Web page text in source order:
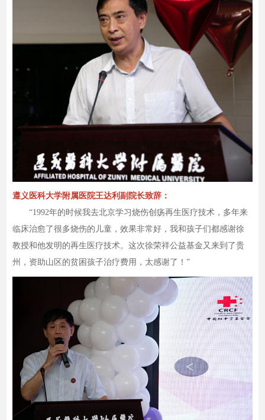
遵义医科大学附属医院王达利副院长致辞：
“1992年的时候我去北京学习烧伤创疡再生医疗技术，多年来
临床治愈了很多烧伤的儿童，效果非常好，我和孩子们都感谢徐
教授和他发明的再生医疗技术。这次徐荣祥公益基金又来到了贵
州，资助山区的贫困孩子治疗费用，太感谢了！”